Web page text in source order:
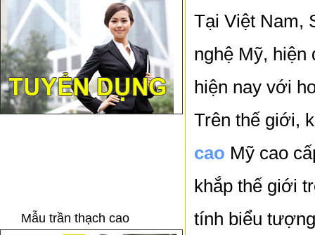
Mẫu trần thạch cao
Tại Việt Nam,
nghệ Mỹ, hiện
hiện nay với
Trên thế giới,
cao Mỹ cao
khắp thế giới
tính biểu